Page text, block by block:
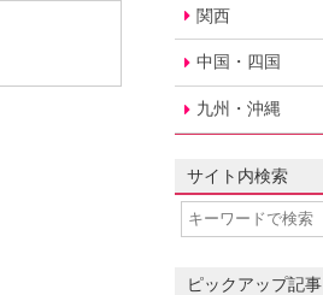
関西
中国・四国
九州・沖縄
サイト内検索
ピックアップ記事